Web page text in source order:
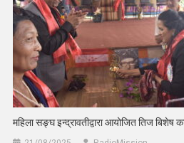
महिला सङ्घ इन्द्रावतीद्वारा आयोजित तिज बिशेष